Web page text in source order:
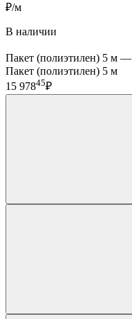
₽/м
В наличии
Пакет (полиэтилен) 5 м —
Пакет (полиэтилен) 5 м
15 97845₽